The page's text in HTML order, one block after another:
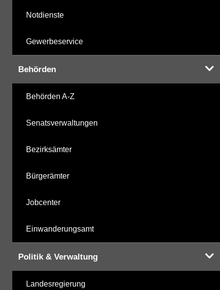
Notdienste
Gewerbeservice
Behörden
Behörden A-Z
Senatsverwaltungen
Bezirksämter
Bürgerämter
Jobcenter
Einwanderungsamt
Politik & Verwaltung
Landesregierung